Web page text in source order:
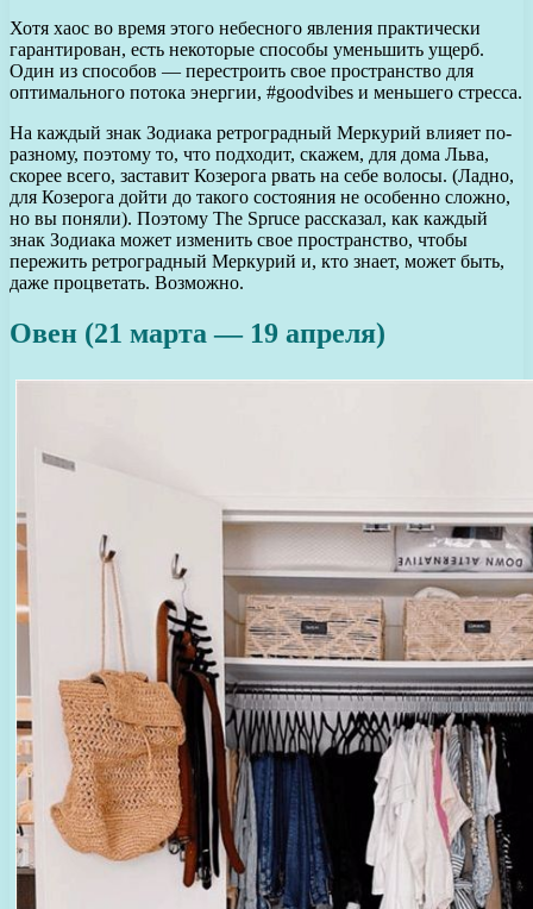
Хотя хаос во время этого небесного явления практически
гарантирован, есть некоторые способы уменьшить ущерб.
Один из способов — перестроить свое пространство для
оптимального потока энергии, #goodvibes и меньшего стресса.
На каждый знак Зодиака ретроградный Меркурий влияет по-
разному, поэтому то, что подходит, скажем, для дома Льва,
скорее всего, заставит Козерога рвать на себе волосы. (Ладно,
для Козерога дойти до такого состояния не особенно сложно,
но вы поняли). Поэтому The Spruce рассказал, как каждый
знак Зодиака может изменить свое пространство, чтобы
пережить ретроградный Меркурий и, кто знает, может быть,
даже процветать. Возможно.
Овен (21 марта — 19 апреля)